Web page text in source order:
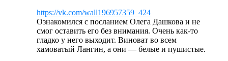
https://vk.com/wall196957359_424
Ознакомился с посланием Олега Дашкова и не
смог оставить его без внимания. Очень как-то
гладко у него выходит. Виноват во всем
хамоватый Лангин, а они — белые и пушистые.